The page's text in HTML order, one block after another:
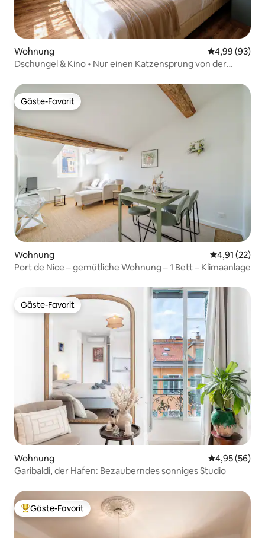
Wohnung
4,99 (93)
Dschungel & Kino • Nur einen Katzensprung von der
Gäste-Favorit
Gäste-Favorit
Wohnung
4,91 (22)
Port de Nice – gemütliche Wohnung – 1 Bett – Klimaanlage
Gäste-Favorit
Gäste-Favorit
Wohnung
4,95 (56)
Garibaldi, der Hafen: Bezauberndes sonniges Studio
Beliebter Gäste-Favorit.
Gäste-Favorit